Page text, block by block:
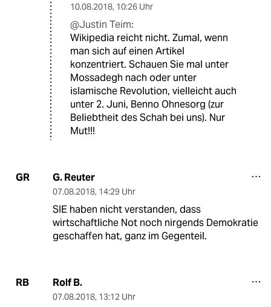
10.08.2018, 10:26 Uhr
@Justin Teim:
Wikipedia reicht nicht. Zumal, wenn
man sich auf einen Artikel
konzentriert. Schauen Sie mal unter
Mossadegh nach oder unter
islamische Revolution, vielleicht auch
unter 2. Juni, Benno Ohnesorg (zur
Beliebtheit des Schah bei uns). Nur
Mut!!!
GR G. Reuter
07.08.2018, 14:29 Uhr
SIE haben nicht verstanden, dass
wirtschaftliche Not noch nirgends Demokratie
geschaffen hat, ganz im Gegenteil.
RB Rolf B.
07.08.2018, 13:12 Uhr